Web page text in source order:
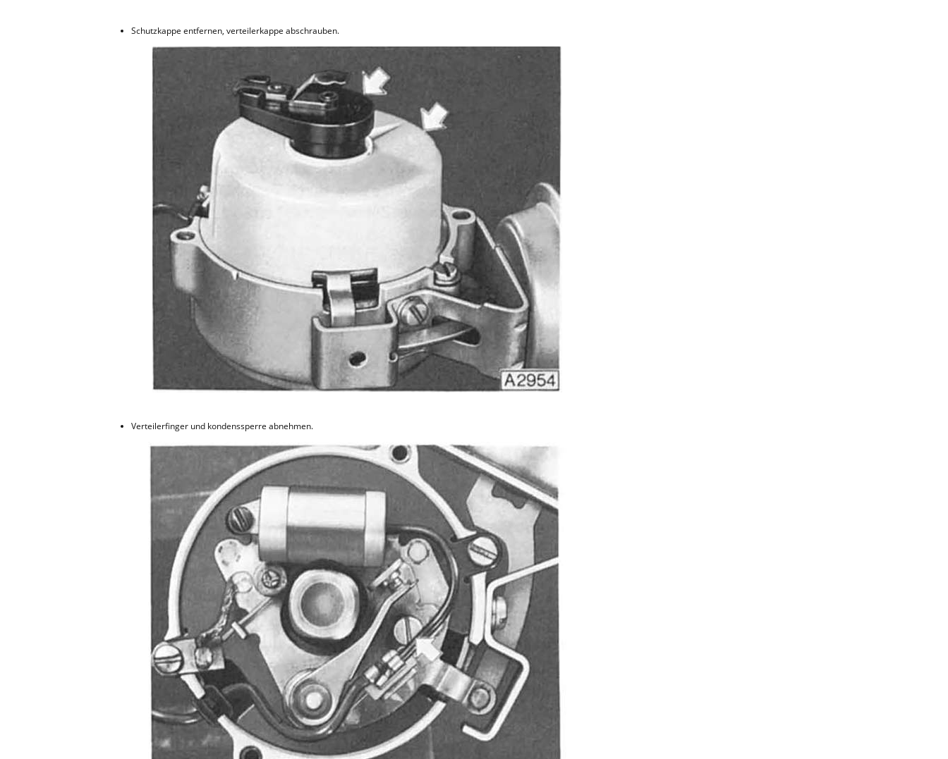
Schutzkappe entfernen, verteilerkappe abschrauben.
Verteilerfinger und kondenssperre abnehmen.